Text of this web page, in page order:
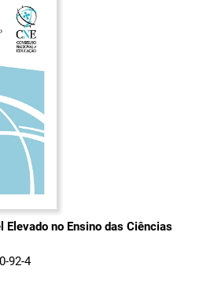
Elevado no Ensino das Ciências
92-4